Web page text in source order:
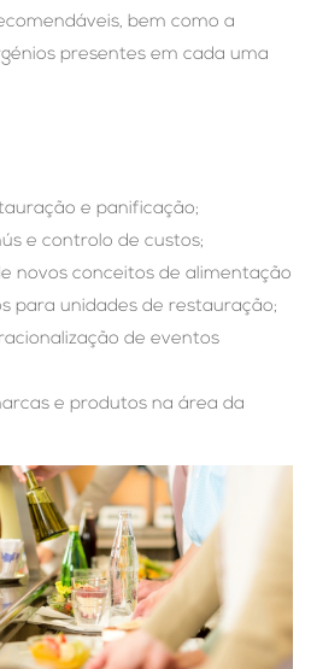
bem como a
presentes em cada uma
e panificação;
e controlo de custos;
novos conceitos de alimentação
para unidades de restauração;
de eventos
e produtos na área da